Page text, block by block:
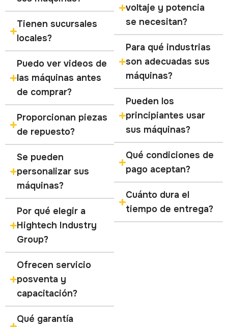
Tienen sucursales
locales?
Puedo ver videos de
las máquinas antes
de comprar?
Proporcionan piezas
de repuesto?
Se pueden
personalizar sus
máquinas?
Por qué elegir a
Hightech Industry
Group?
Ofrecen servicio
posventa y
capacitación?
Qué garantía
voltaje y potencia
se necesitan?
Para qué industrias
son adecuadas sus
máquinas?
Pueden los
principiantes usar
sus máquinas?
Qué condiciones de
pago aceptan?
Cuánto dura el
tiempo de entrega?